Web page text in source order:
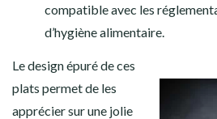
compatible avec les
d’hygiène alimentaire.
Le design épuré de ces
plats permet de les
apprécier sur une jolie